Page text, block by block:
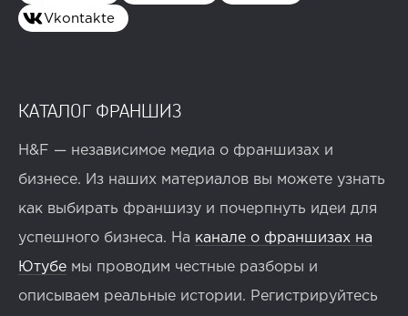
Vkontakte
КАТАЛОГ ФРАНШИЗ
H&F — независимое медиа о франшизах и
бизнесе. Из наших материалов вы можете узнать
как выбирать франшизу и почерпнуть идеи для
успешного бизнеса. На канале о франшизах на
Ютубе мы проводим честные разборы и
описываем реальные истории. Регистрируйтесь